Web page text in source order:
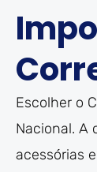
Escolher o
Nacional. A
acessórias